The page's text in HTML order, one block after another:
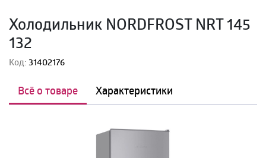
Холодильник NORDFROST NRT 145
132
Код:31402176
Всё о товаре Характеристики